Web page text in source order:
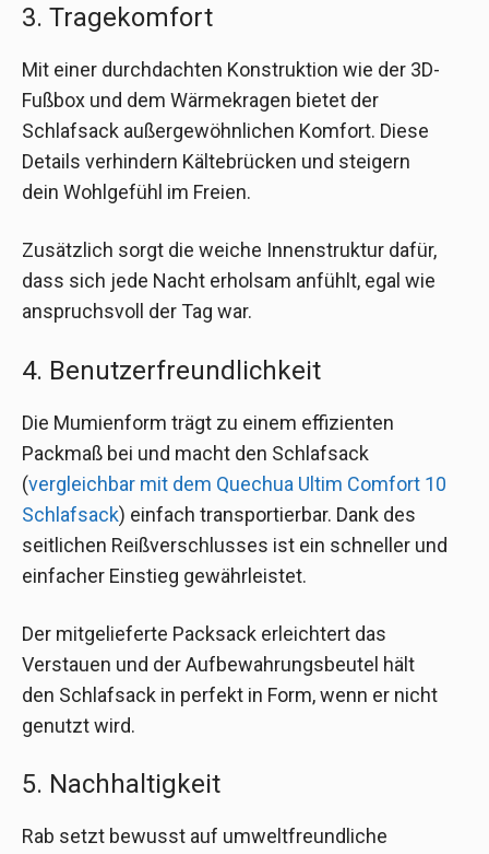
3. Tragekomfort
Mit einer durchdachten Konstruktion wie der 3D-
Fußbox und dem Wärmekragen bietet der
Schlafsack außergewöhnlichen Komfort. Diese
Details verhindern Kältebrücken und steigern
dein Wohlgefühl im Freien.
Zusätzlich sorgt die weiche Innenstruktur dafür,
dass sich jede Nacht erholsam anfühlt, egal wie
anspruchsvoll der Tag war.
4. Benutzerfreundlichkeit
Die Mumienform trägt zu einem effizienten
Packmaß bei und macht den Schlafsack
(vergleichbar mit dem Quechua Ultim Comfort 10
Schlafsack) einfach transportierbar. Dank des
seitlichen Reißverschlusses ist ein schneller und
einfacher Einstieg gewährleistet.
Der mitgelieferte Packsack erleichtert das
Verstauen und der Aufbewahrungsbeutel hält
den Schlafsack in perfekt in Form, wenn er nicht
genutzt wird.
5. Nachhaltigkeit
Rab setzt bewusst auf umweltfreundliche